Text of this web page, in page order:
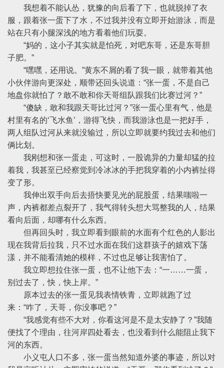
我想着不能认怂，犹豫的向后看了下，也就脱掉了衣
服，跟着张一蛋下了水，不过我并没有立即开始游泳，而是
站在只有小腿深浅的地方看着他们玩耍。
“妈的，这小子其实就是怕死，对吧东哥，还是东哥胆
子肥。”
“嘿嘿，还用说。”黄东不屑的看了我一眼，就带着其他
小伙伴游向更深处，顺带还回头说道：“张一蛋，不是自己
地盘你就怕了？敢不敢和你天哥组队跟我们比赛过河？”
“傻缺，敢和我跟天哥比过河？”张一蛋心里有气，他是
村里有名的‘飞水鱼’，游得飞快，而我游泳也是一把好手，
两人组队过河从来就没输过，所以立即就要约我过去和他们
俩比划。
我刚想和张一蛋走，可这时，一股诡异的力量却猛的拉
着我，我甚至已经察觉到冷冰冰的手把我穿着的小内裤扯得
变了形。
我伸出双手向后去捂快要见光的屁股蛋，结果嗤啦一
声，内裤都差点裂开了，我气得转头想大骂整我的人，结果
看向后面，却哪有什么东西。
但再回头时，我立即看到眼前的水面有个红色的人影出
现在我背后拉我，只不过水面在我们这群孩子的嬉戏下荡
漾，并不能看清她的模样，不过也足够让我害怕了。
我立即想拉住张一蛋，也不让他下去：“一……一蛋，
别过去了，快，快上岸。”
原本过去的张一蛋见我表情铁青，立即就跑了过
来：“咋了，天哥，你没事吧？”
“我感觉有些不大对，你看这河是不是太安静了？”我随
便找了个理由，往河岸四处看去，也没看到什么能阻止我下
河的东西。
小义屯人口不多，张一蛋当然知道外婆的事迹，所以对